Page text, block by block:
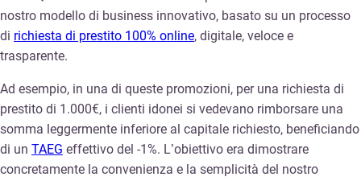
nostro modello di business innovativo, basato su un processo
di richiesta di prestito 100% online, digitale, veloce e
trasparente.
Ad esempio, in una di queste promozioni, per una richiesta di
prestito di 1.000€, i clienti idonei si vedevano rimborsare una
somma leggermente inferiore al capitale richiesto, beneficiando
di un TAEG effettivo del -1%. L’obiettivo era dimostrare
concretamente la convenienza e la semplicità del nostro